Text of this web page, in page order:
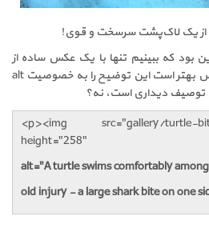
بود که ببینیم تنها با یک عکس ساده از
است این توضیح را به خصوصیت alt
دیداری است، نه؟
<p><img src="gallery/turtle-
height="258"
alt="A turtle swims comfortably
old injury - a large shark bite on one